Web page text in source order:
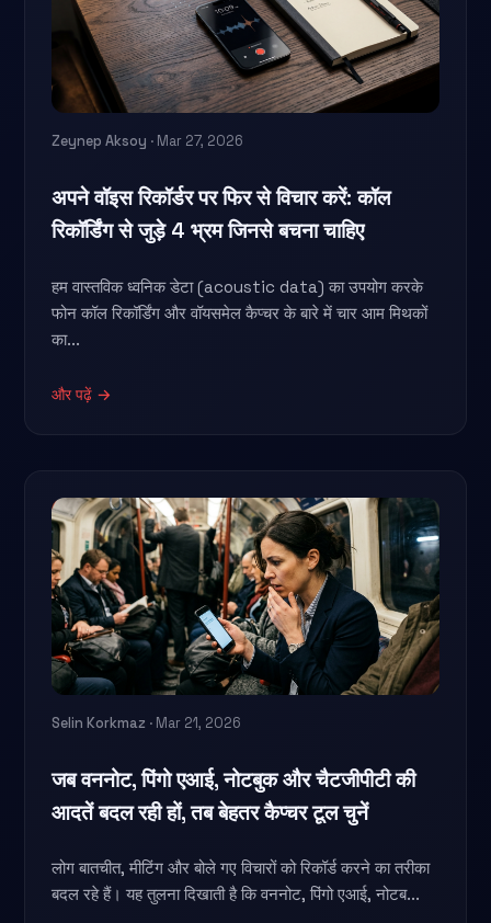
Zeynep Aksoy · Mar 27, 2026
अपने वॉइस रिकॉर्डर पर फिर से विचार करें: कॉल
रिकॉर्डिंग से जुड़े 4 भ्रम जिनसे बचना चाहिए
हम वास्तविक ध्वनिक डेटा (acoustic data) का उपयोग करके
फोन कॉल रिकॉर्डिंग और वॉयसमेल कैप्चर के बारे में चार आम मिथकों
का...
और पढ़ें →
Selin Korkmaz · Mar 21, 2026
जब वननोट, पिंगो एआई, नोटबुक और चैटजीपीटी की
आदतें बदल रही हों, तब बेहतर कैप्चर टूल चुनें
लोग बातचीत, मीटिंग और बोले गए विचारों को रिकॉर्ड करने का तरीका
बदल रहे हैं। यह तुलना दिखाती है कि वननोट, पिंगो एआई, नोटब...